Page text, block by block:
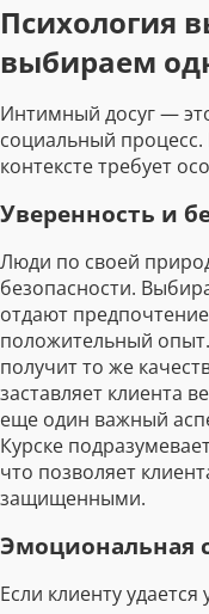
Психология
выбираем
Интимный досуг —
социальный
контексте требует
Уверенность и
Люди по своей
безопасности.
отдают
положительный
получит то же
заставляет клиента
еще один важный
Курске
что позволяет
защищенными.
Эмоциональная
Если клиенту